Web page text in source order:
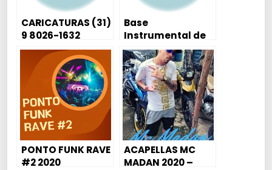
CARICATURAS (31)
9 8026-1632
Base
Instrumental de
Funk |Mc João –
Pra Desestressar
(Djay W) | Estudio
Thoka Remake
Karaoke 2019
PONTO FUNK RAVE
#2 2020
ACAPELLAS MC
MADAN 2020 –